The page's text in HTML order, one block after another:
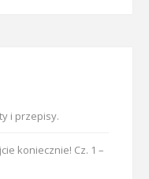
i przepisy.
koniecznie! Cz. 1 –